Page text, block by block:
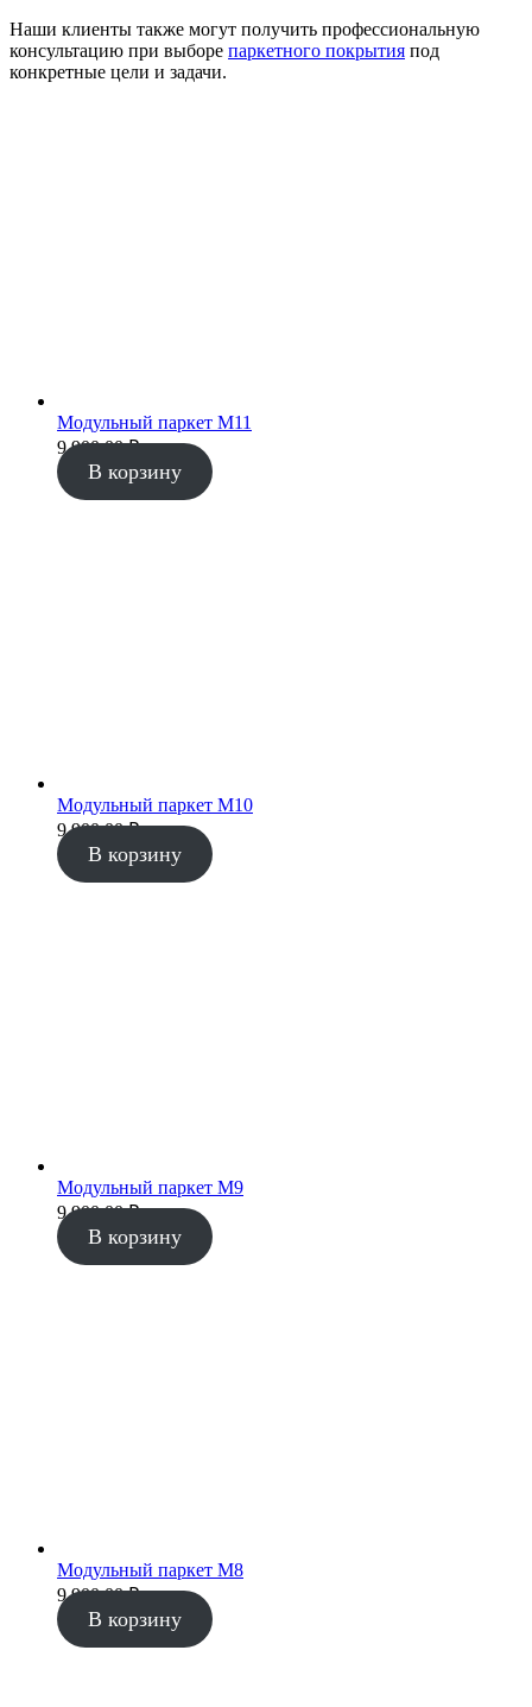
Наши клиенты также могут получить профессиональную
консультацию при выборе паркетного покрытия под
конкретные цели и задачи.
Модульный паркет М11
9 900.00₽
В корзину
Модульный паркет М10
9 900.00₽
В корзину
Модульный паркет М9
9 900.00₽
В корзину
Модульный паркет М8
9 900.00₽
В корзину